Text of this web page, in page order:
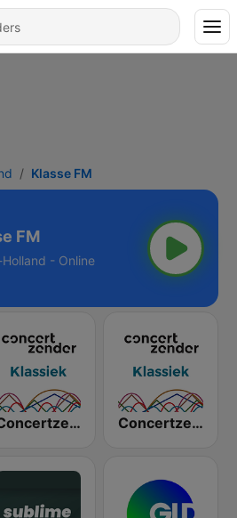
Klasse FM
FM
- Online
Concertzender Klassieke Muziek Concertzender Klassiek